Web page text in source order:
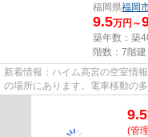
福岡県福岡
9.5万円～
築年数：築
階数：7階建
新着情報：ハイム高宮の空室情
の場所にあります。電車移動の
的で眺望良好な場所です。当社...
9.5
(管